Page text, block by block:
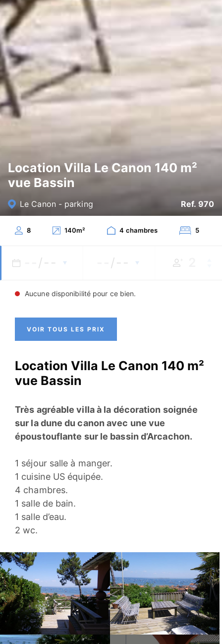
Location Villa Le Canon 140 m²
vue Bassin
Le Canon - parking Ref. 970
8 140m² 4 chambres 5
/-- /--
Aucune disponibilité pour ce bien.
VOIR TOUS LES PRIX
Location Villa Le Canon 140 m²
vue Bassin
Très agréable villa à la décoration soignée
sur la dune du canon avec une vue
époustouflante sur le bassin d’Arcachon.
1 séjour salle à manger.
1 cuisine US équipée.
4 chambres.
1 salle de bain.
1 salle d’eau.
2 wc.